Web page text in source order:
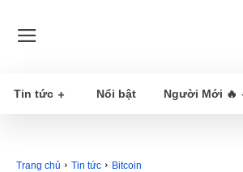
Tin tức Nổi bật Người Mới 🔥
Trang chủ Tin tức Bitcoin